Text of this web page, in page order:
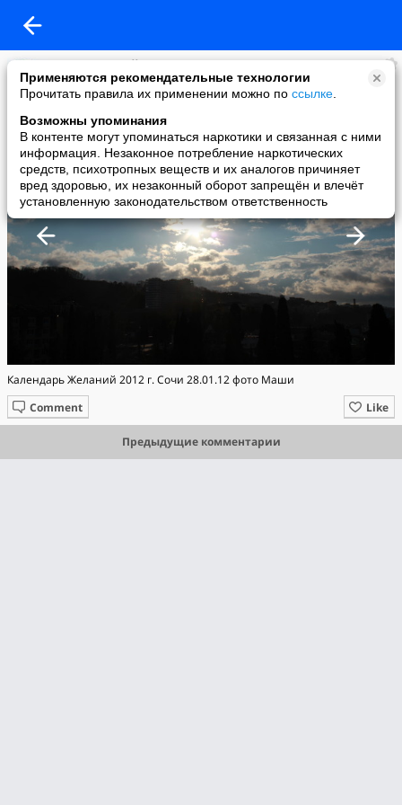
Применяются рекомендательные технологии
Прочитать правила их применении можно по ссылке
Возможны упоминания
В контенте могут упоминаться наркотики и связанная с ними
информация. Незаконное потребление наркотических
средств, психотропных веществ и их аналогов причиняет
вред здоровью, их незаконный оборот запрещён и влечёт
установленную законодательством ответственность
Черкас Андрей
added a photo
01 Feb в 21:11
Календарь Желаний 2012 г. Сочи 28.01.12 фото Маши
Like
Comment
Предыдущие комментарии